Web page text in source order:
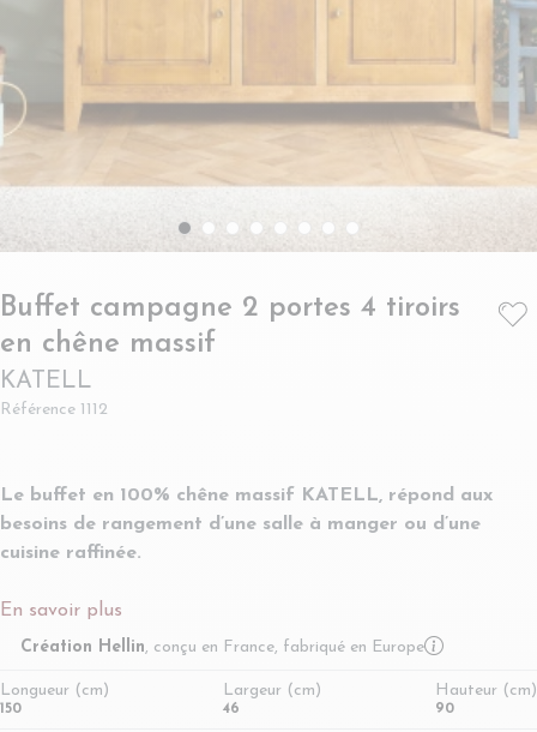
Buffet campagne 2 portes 4 tiroirs
en chêne massif
KATELL
Référence 1112
Le buffet en 100% chêne massif KATELL, répond aux
besoins de rangement d’une salle à manger ou d’une
cuisine raffinée.
En savoir plus
Création Hellin, conçu en France, fabriqué en Europe More
Longueur (cm)
150
Largeur (cm)
46
Hauteur (cm)
90